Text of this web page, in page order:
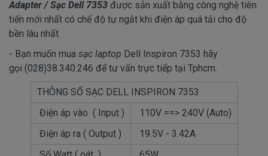
Adapter / Sạc Dell 7353 được sản xuất bằng công nghệ tiên
tiến mới nhất có chế độ tự ngắt khi điện áp quá tải cho độ
bền lâu nhất.
- Bạn muốn mua sạc laptop Dell Inspiron 7353 hãy
gọi (028)38.340.246 để tư vấn trực tiếp tại Tphcm.
THÔNG SỐ SẠC DELL INSPIRON 7353
Điện áp vào ( Input )
110V ==> 240V (Auto)
Điện áp ra ( Output )
19.5V - 3.42A